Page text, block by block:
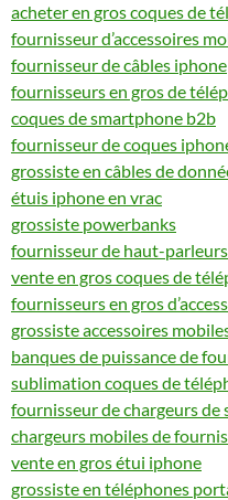
acheter en gros coques de
fournisseur d’accessoires
fournisseur de câbles iphone
fournisseurs en gros de
coques de smartphone b2b
fournisseur de coques
grossiste en câbles de
étuis iphone en vrac
grossiste powerbanks
fournisseur de haut-
vente en gros coques de
fournisseurs en gros
grossiste accessoires
banques de puissance de
sublimation coques de
fournisseur de chargeurs de
chargeurs mobiles de
vente en gros étui iphone
grossiste en téléphones